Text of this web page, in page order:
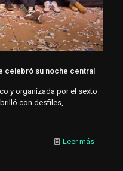
celebró su noche central
y organizada por el sexto
con desfiles,
Leer más